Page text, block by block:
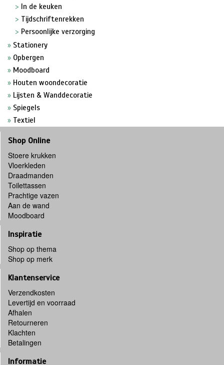
In de keuken
Tijdschriftenrekken
Persoonlijke verzorging
Stationery
Opbergen
Moodboard
Houten woondecoratie
Lijsten & Wanddecoratie
Spiegels
Textiel
Shop Online
Stoere krukken
Vloerkleden
Draadmanden
Toilettassen
Prachtige vazen
Aan de wand
Moodboard
Inspiratie
Shop op thema
Shop op merk
Klantenservice
Verzendkosten
Levertijd en voorraad
Afhalen
Retourneren
Klachten
Betalingen
Informatie